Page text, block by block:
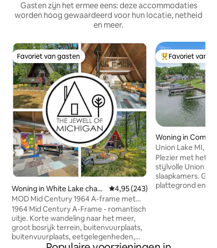
Gasten zijn het ermee eens: deze accommodaties
worden hoog gewaardeerd voor hun locatie, netheid
en meer.
Favoriet van gasten
Favoriet van gasten
Woning in White Lake chart
er Township
Gemiddelde beoordeling van
4,95 (243)
MOD Mid Century 1964 A-frame met
spelletjeskamer
1964 Mid Century A-Frame - romantisch
uitje. Korte wandeling naar het meer,
groot bosrijk terrein, buitenvuurplaats,
buitenvuurplaats, eetgelegenheden,
BBQ-grill, bubbelbad en fietsen. Grote
Topfavoriet van
Favoriet van
Woning in
hip
Union Lake MI,
Plezier met het
stijlvolle Union
slaapkamers.
plattegrond en
andere SUP en